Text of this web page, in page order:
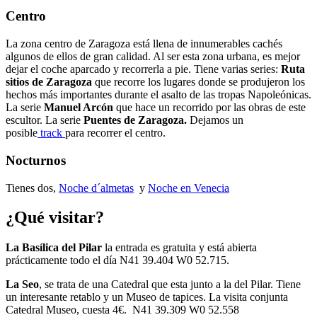
Centro
La zona centro de Zaragoza está llena de innumerables cachés
algunos de ellos de gran calidad. Al ser esta zona urbana, es mejor
dejar el coche aparcado y recorrerla a pie. Tiene varias series: Ruta
sitios de Zaragoza que recorre los lugares donde se produjeron los
hechos más importantes durante el asalto de las tropas Napoleónicas.
La serie Manuel Arcón que hace un recorrido por las obras de este
escultor. La serie Puentes de Zaragoza. Dejamos un
posible track para recorrer el centro.
Nocturnos
Tienes dos, Noche d´almetas y Noche en Venecia
¿Qué visitar?
La Basílica del Pilar la entrada es gratuita y está abierta
prácticamente todo el día N41 39.404 W0 52.715.
La Seo, se trata de una Catedral que esta junto a la del Pilar. Tiene
un interesante retablo y un Museo de tapices. La visita conjunta
Catedral Museo, cuesta 4€. N41 39.309 W0 52.558